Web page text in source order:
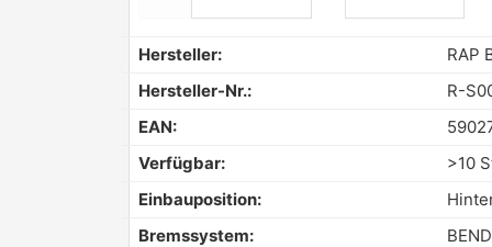
Hersteller: RAP
Hersteller-Nr.:
R-
EAN:
Verfügbar:
>10
Einbauposition:
Bremssystem: